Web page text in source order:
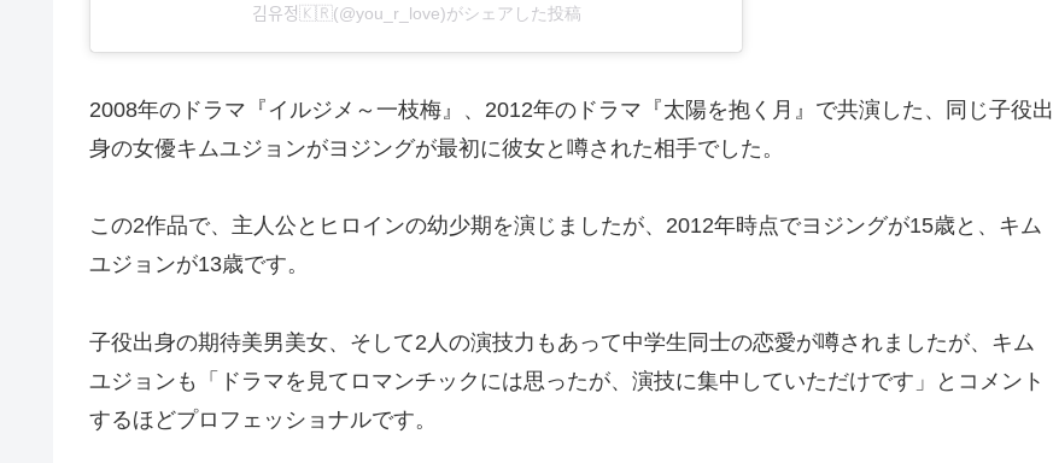
김유정🇰🇷(@you_r_love)がシェアした投稿
2008年のドラマ『イルジメ～一枝梅』、2012年のドラマ『太陽を抱く月』で共演した、同じ子役出
身の女優キムユジョンがヨジングが最初に彼女と噂された相手でした。
この2作品で、主人公とヒロインの幼少期を演じましたが、2012年時点でヨジングが15歳と、キム
ユジョンが13歳です。
子役出身の期待美男美女、そして2人の演技力もあって中学生同士の恋愛が噂されましたが、キム
ユジョンも「ドラマを見てロマンチックには思ったが、演技に集中していただけです」とコメント
するほどプロフェッショナルです。